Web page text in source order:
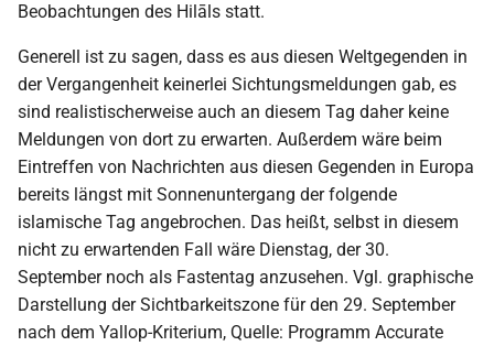
Beobachtungen des Hilāls statt.
Generell ist zu sagen, dass es aus diesen Weltgegenden in
der Vergangenheit keinerlei Sichtungsmeldungen gab, es
sind realistischerweise auch an diesem Tag daher keine
Meldungen von dort zu erwarten. Außerdem wäre beim
Eintreffen von Nachrichten aus diesen Gegenden in Europa
bereits längst mit Sonnenuntergang der folgende
islamische Tag angebrochen. Das heißt, selbst in diesem
nicht zu erwartenden Fall wäre Dienstag, der 30.
September noch als Fastentag anzusehen. Vgl. graphische
Darstellung der Sichtbarkeitszone für den 29. September
nach dem Yallop-Kriterium, Quelle: Programm Accurate